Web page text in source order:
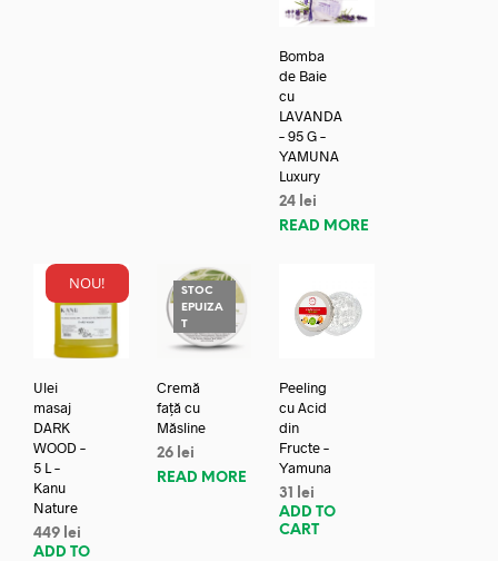
Bomba
de Baie
cu
LAVANDA
– 95 G –
YAMUNA
Luxury
24 lei
READ MORE
NOU!
Ulei
masaj
DARK
WOOD –
5 L –
Kanu
Nature
449 lei
ADD TO
STOC
EPUIZA
T
Cremă
față cu
Măsline
26 lei
READ MORE
Peeling
cu Acid
din
Fructe –
Yamuna
31
lei
ADD TO
CART